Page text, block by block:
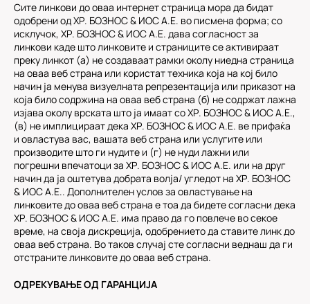
Сите линкови до оваа интернет страница мора да бидат
одобрени од ХР. БОЗНОС & ИОС А.Е. во писмена форма; со
исклучок, ХР. БОЗНОС & ИОС А.Е. дава согласност за
линкови каде што линковите и страниците се активираат
преку линкот (a) не создаваат рамки околу ниедна страница
на оваа веб страна или користат техника која на кој било
начин ја менува визуелната репрезентација или приказот на
која било содржина на оваа веб страна (б) не содржат лажна
изјава околу врската што ја имаат со ХР. БОЗНОС & ИОС А.Е.,
(в) не имплицираат дека ХР. БОЗНОС & ИОС А.Е. ве прифаќа
и овластува вас, вашата веб страна или услугите или
производите што ги нудите и (г) не нуди лажни или
погрешни впечатоци за ХР. БОЗНОС & ИОС А.Е. или на друг
начин да ја оштетува добрата волја/ угледот на ХР. БОЗНОС
& ИОС А.Е.. Дополнителен услов за овластување на
линковите до оваа веб страна е тоа да бидете согласни дека
ХР. БОЗНОС & ИОС А.Е. има право да го повлече во секое
време, на своја дискреција, одобрението да ставите линк до
оваа веб страна. Во таков случај сте согласни веднаш да ги
отстраните линковите до оваа веб страна.
ОДРЕКУВАЊЕ ОД ГАРАНЦИЈА